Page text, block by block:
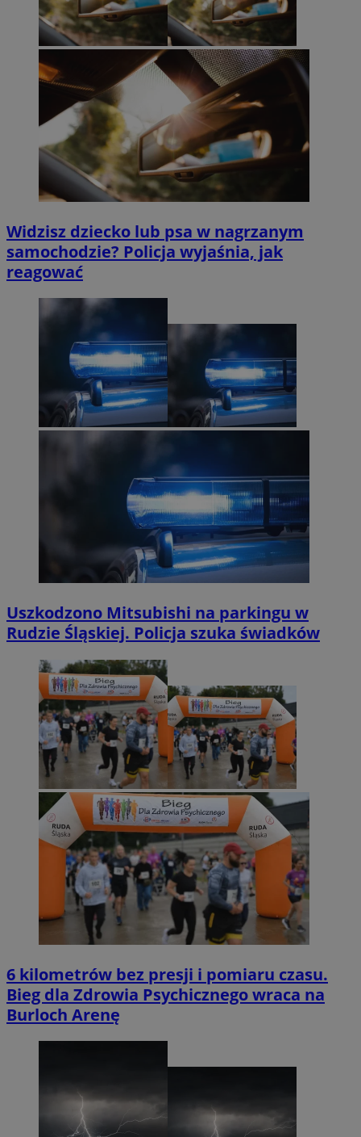
Widzisz dziecko lub psa w nagrzanym
samochodzie? Policja wyjaśnia, jak
reagować
Uszkodzono Mitsubishi na parkingu w
Rudzie Śląskiej. Policja szuka świadków
6 kilometrów bez presji i pomiaru czasu.
Bieg dla Zdrowia Psychicznego wraca na
Burloch Arenę